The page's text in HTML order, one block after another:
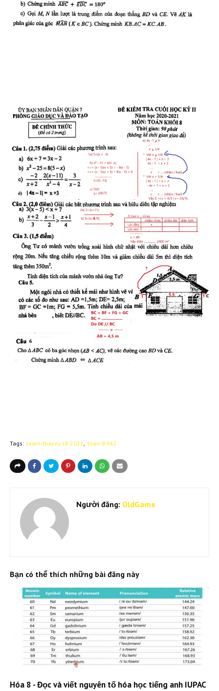
Tags: learn-thayvu-l8-2022 toan-8-hk2
Người đăng: OldGame
Bạn có thể thích những bài đăng này
Hóa 8 - Đọc và viết nguyên tố hóa học tiếng anh IUPAC